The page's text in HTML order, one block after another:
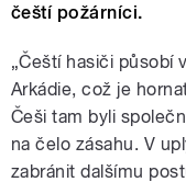
čeští požárníci.
„Čeští hasiči působí
Arkádie, což je
Češi tam byli
na čelo zásahu. V
zabránit dalšímu